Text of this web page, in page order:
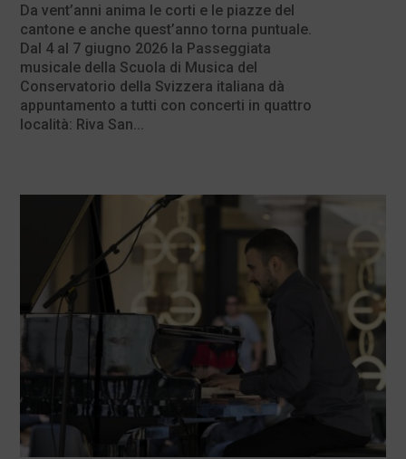
Da vent’anni anima le corti e le piazze del
cantone e anche quest’anno torna puntuale.
Dal 4 al 7 giugno 2026 la Passeggiata
musicale della Scuola di Musica del
Conservatorio della Svizzera italiana dà
appuntamento a tutti con concerti in quattro
località: Riva San...